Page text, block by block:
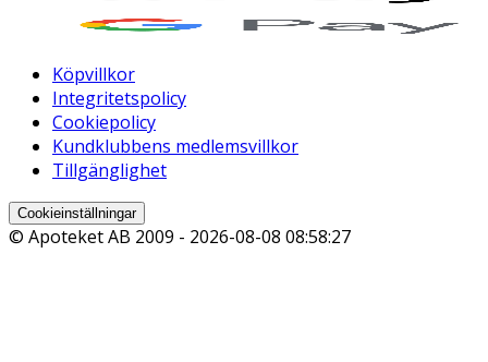
Köpvillkor
Integritetspolicy
Cookiepolicy
Kundklubbens medlemsvillkor
Tillgänglighet
Cookieinställningar
© Apoteket AB 2009 - 2026-08-08 08:58:27